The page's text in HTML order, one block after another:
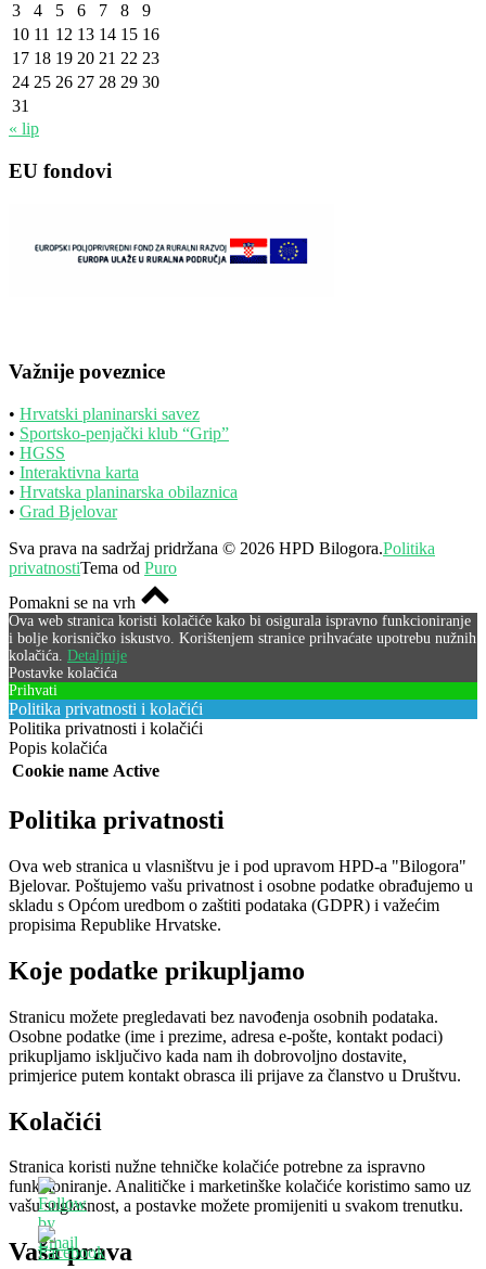
3
4 5 6 7 8
9
10 11 12 13 14 15 16
17 18 19 20 21 22 23
24 25 26 27 28 29 30
31
« lip
EU fondovi
Važnije poveznice
• Hrvatski planinarski savez
• Sportsko-penjački klub “Grip”
• HGSS
• Interaktivna karta
• Hrvatska planinarska obilaznica
• Grad Bjelovar
Sva prava na sadržaj pridržana © 2026 HPD Bilogora.Politika
privatnostiTema od Puro
Pomakni se na vrh
Ova web stranica koristi kolačiće kako bi osigurala ispravno funkcioniranje
i bolje korisničko iskustvo. Korištenjem stranice prihvaćate upotrebu nužnih
kolačića. Detaljnije
Postavke kolačića
Prihvati
Politika privatnosti i kolačići
Politika privatnosti i kolačići
Popis kolačića
Cookie name Active
Politika privatnosti
Ova web stranica u vlasništvu je i pod upravom HPD-a "Bilogora"
Bjelovar. Poštujemo vašu privatnost i osobne podatke obrađujemo u
skladu s Općom uredbom o zaštiti podataka (GDPR) i važećim
propisima Republike Hrvatske.
Koje podatke prikupljamo
Stranicu možete pregledavati bez navođenja osobnih podataka.
Osobne podatke (ime i prezime, adresa e-pošte, kontakt podaci)
prikupljamo isključivo kada nam ih dobrovoljno dostavite,
primjerice putem kontakt obrasca ili prijave za članstvo u Društvu.
Kolačići
Stranica koristi nužne tehničke kolačiće potrebne za ispravno
funkcioniranje. Analitičke i marketinške kolačiće koristimo samo uz
vašu suglasnost, a postavke možete promijeniti u svakom trenutku.
Vaša prava